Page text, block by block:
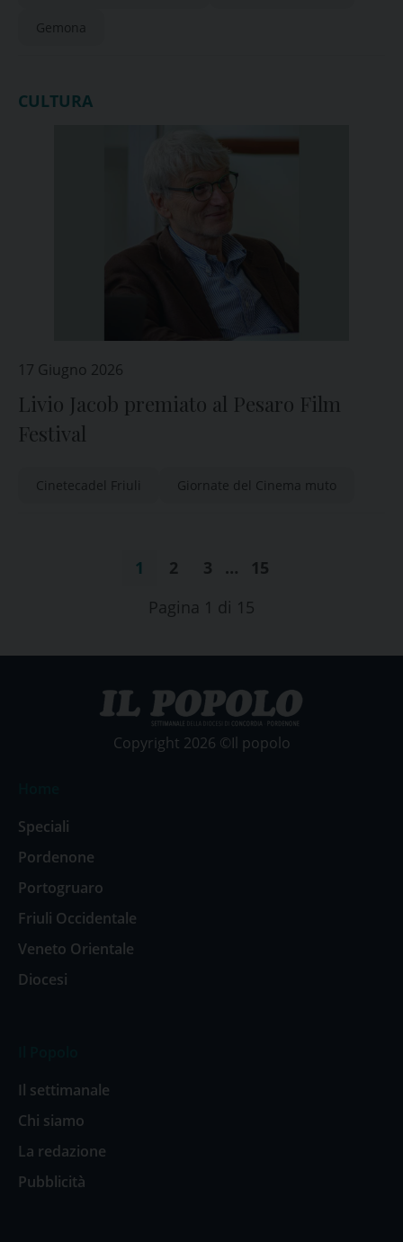
Gemona
CULTURA
17 Giugno 2026
Livio Jacob premiato al Pesaro Film
Festival
Cinetecadel Friuli Giornate del Cinema muto
1 2 3 …
15
Pagina 1 di 15
Copyright 2026 ©Il popolo
Speciali
Pordenone
Portogruaro
Friuli Occidentale
Veneto Orientale
Diocesi
Il settimanale
Chi siamo
La redazione
Pubblicità